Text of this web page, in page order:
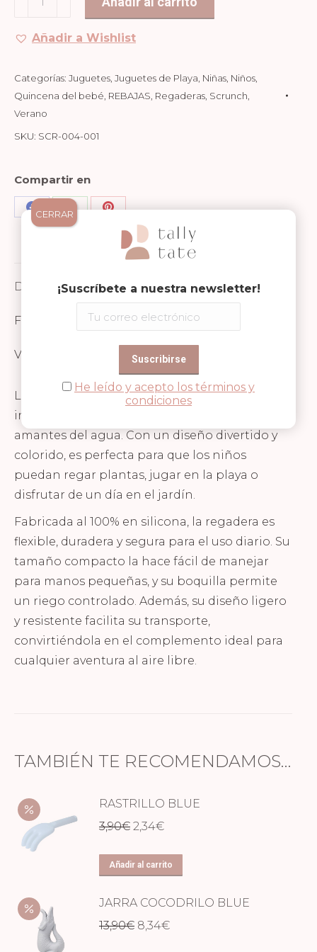
12,90€.7,74€.
cantidad
Añadir a Wishlist
Categorías: Juguetes Juguetes de Playa Niñas Niños
Quincena del bebé REBAJAS Regaderas Scrunch
Verano
SKU: SCR-004-001
Compartir en
Share Share
WhatsApp
on
Pinterest
Descripción
FICHA TÉCNICA Y SEGURIDAD
Valoraciones (0)
La regadera Scrunch es un accesorio
imprescindible para los pequeños jardineros y
amantes del agua. Con un diseño divertido y
colorido, es perfecta para que los niños
puedan regar plantas, jugar en la playa o
disfrutar de un día en el jardín.
Fabricada al 100% en silicona, la regadera es
flexible, duradera y segura para el uso diario. Su
tamaño compacto la hace fácil de manejar
para manos pequeñas, y su boquilla permite
un riego controlado. Además, su diseño ligero
y resistente facilita su transporte,
convirtiéndola en el complemento ideal para
cualquier aventura al aire libre.
TAMBIÉN TE RECOMENDAMOS…
RASTRILLO BLUE
3,90€ El
original
3,90€.
2,34€El
actual
2,34€.
Añadir al carrito
JARRA COCODRILO BLUE
13,90€ El
8,34€El
¡Suscríbete a nuestra newsletter!
He leído y acepto los términos y
condiciones
CERRAR